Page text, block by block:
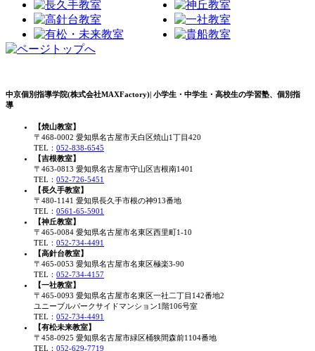
中京個別指導学院(株式会社MAXFactory)| 小学生・中学生・高校生の学習塾、個別指
導
【焼山教室】
〒468-0002 愛知県名古屋市天白区焼山1丁目420
TEL： 052-838-6545
【吉根教室】
〒463-0813 愛知県名古屋市守山区吉根南1401
TEL： 052-726-5451
【長久手教室】
〒480-1141 愛知県長久手市根の神913番地
TEL： 0561-65-5901
【神丘教室】
〒465-0084 愛知県名古屋市名東区西里町1-10
TEL： 052-734-4491
【高針台教室】
〒465-0053 愛知県名古屋市名東区極楽3-90
TEL： 052-734-4157
【一社教室】
〒465-0093 愛知県名古屋市名東区一社二丁目142番地2
ユニーブルパークサイドマンション1階106号室
TEL： 052-734-4491
【有松未来教室】
〒458-0925 愛知県名古屋市緑区桶狭間森前1104番地
TEL： 052-629-7719